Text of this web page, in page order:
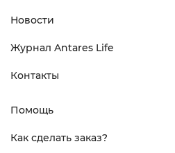
Новости
Журнал Antares Life
Контакты
Помощь
Как сделать заказ?